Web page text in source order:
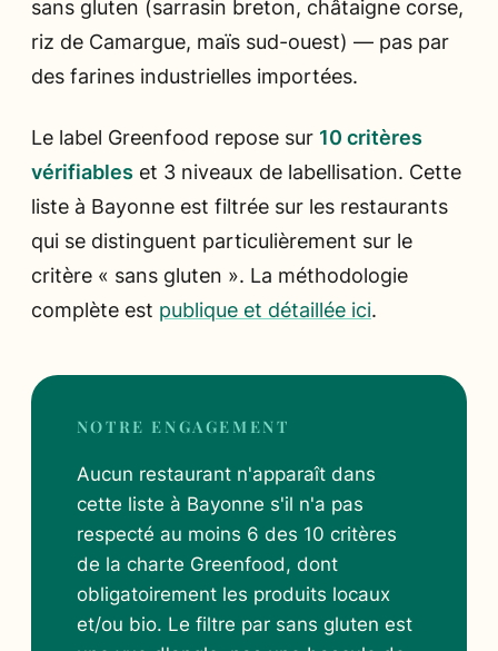
sans gluten (sarrasin breton, châtaigne corse,
riz de Camargue, maïs sud-ouest) — pas par
des farines industrielles importées.
Le label Greenfood repose sur 10 critères
vérifiables et 3 niveaux de labellisation. Cette
liste à Bayonne est filtrée sur les restaurants
qui se distinguent particulièrement sur le
critère « sans gluten ». La méthodologie
complète est publique et détaillée ici.
NOTRE ENGAGEMENT
Aucun restaurant n'apparaît dans
cette liste à Bayonne s'il n'a pas
respecté au moins 6 des 10 critères
de la charte Greenfood, dont
obligatoirement les produits locaux
et/ou bio. Le filtre par sans gluten est